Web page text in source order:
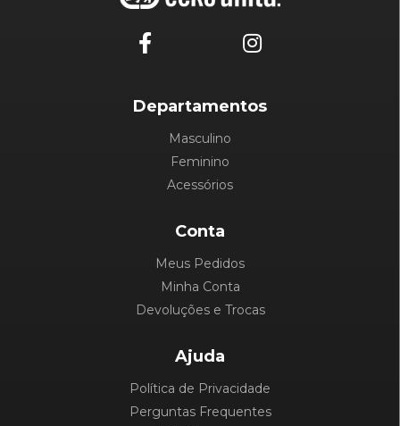
Departamentos
Masculino
Feminino
Acessórios
Conta
Meus Pedidos
Minha Conta
Devoluções e Trocas
Ajuda
Política de Privacidade
Perguntas Frequentes